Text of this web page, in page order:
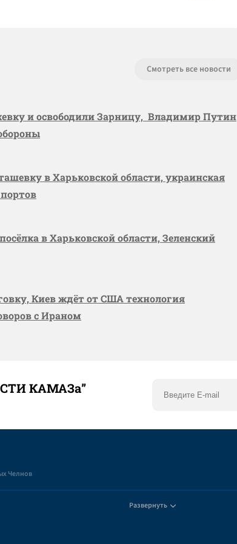
Смотреть все новости
и освободили Зарницу, Владимир Путин
в Харьковской области, украинская
в Харьковской области, Зеленский
Киев ждёт от США технология
с Ираном
КАМАЗа”
Челнов
Развернуть